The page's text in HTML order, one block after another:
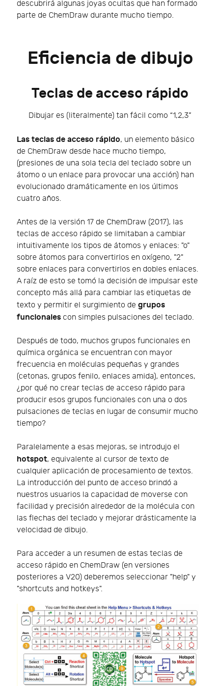
descubrirá algunas joyas ocultas que han formado
parte de ChemDraw durante mucho tiempo.
Eficiencia de dibujo
Teclas de acceso rápido
Dibujar es (literalmente) tan fácil como “1,2,3”
Las teclas de acceso rápido, un elemento básico
de ChemDraw desde hace mucho tiempo,
(presiones de una sola tecla del teclado sobre un
átomo o un enlace para provocar una acción) han
evolucionado dramáticamente en los últimos
cuatro años.
Antes de la versión 17 de ChemDraw (2017), las
teclas de acceso rápido se limitaban a cambiar
intuitivamente los tipos de átomos y enlaces: "o"
sobre átomos para convertirlos en oxígeno, "2"
sobre enlaces para convertirlos en dobles enlaces.
A raíz de esto se tomó la decisión de impulsar este
concepto más allá para cambiar las etiquetas de
texto y permitir el surgimiento de grupos
funcionales con simples pulsaciones del teclado.
Después de todo, muchos grupos funcionales en
química orgánica se encuentran con mayor
frecuencia en moléculas pequeñas y grandes
(cetonas, grupos fenilo, enlaces amida), entonces,
¿por qué no crear teclas de acceso rápido para
producir esos grupos funcionales con una o dos
pulsaciones de teclas en lugar de consumir mucho
tiempo?
Paralelamente a esas mejoras, se introdujo el
hotspot, equivalente al cursor de texto de
cualquier aplicación de procesamiento de textos.
La introducción del punto de acceso brindó a
nuestros usuarios la capacidad de moverse con
facilidad y precisión alrededor de la molécula con
las flechas del teclado y mejorar drásticamente la
velocidad de dibujo.
Para acceder a un resumen de estas teclas de
acceso rápido en ChemDraw (en versiones
posteriores a V20) deberemos seleccionar "help" y
"shortcuts and hotkeys".